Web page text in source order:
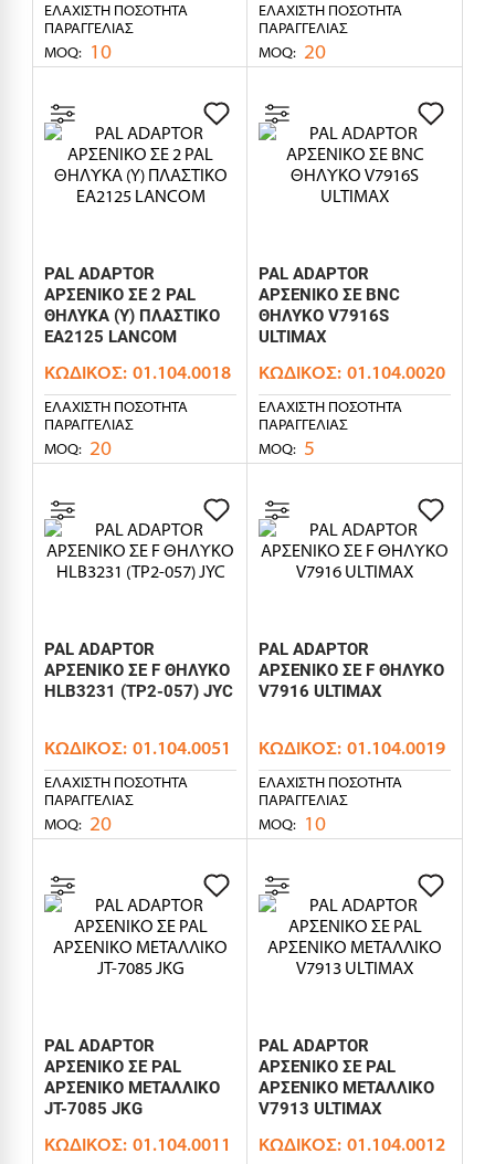
ΕΛΆΧΙΣΤΗ ΠΟΣΌΤΗΤΑ
ΠΑΡΑΓΓΕΛΊΑΣ
MOQ: 10
ΕΛΆΧΙΣΤΗ ΠΟΣΌΤΗΤΑ
ΠΑΡΑΓΓΕΛΊΑΣ
MOQ: 20
PAL ADAPTOR
ΑΡΣΕΝΙΚΟ ΣΕ 2 PAL
ΘΗΛΥΚΑ (Y) ΠΛΑΣΤΙΚΟ
EA2125 LANCOM
ΚΩΔΙΚΌΣ: 01.104.0018
ΕΛΆΧΙΣΤΗ ΠΟΣΌΤΗΤΑ
ΠΑΡΑΓΓΕΛΊΑΣ
MOQ: 20
PAL ADAPTOR
ΑΡΣΕΝΙΚΟ ΣΕ BNC
ΘΗΛΥΚΟ V7916S
ULTIMAX
ΚΩΔΙΚΌΣ: 01.104.0020
ΕΛΆΧΙΣΤΗ ΠΟΣΌΤΗΤΑ
ΠΑΡΑΓΓΕΛΊΑΣ
MOQ: 5
PAL ADAPTOR
ΑΡΣΕΝΙΚΟ ΣΕ F ΘΗΛΥΚΟ
HLB3231 (TP2-057) JYC
ΚΩΔΙΚΌΣ: 01.104.0051
ΕΛΆΧΙΣΤΗ ΠΟΣΌΤΗΤΑ
ΠΑΡΑΓΓΕΛΊΑΣ
MOQ: 20
PAL ADAPTOR
ΑΡΣΕΝΙΚΟ ΣΕ F ΘΗΛΥΚΟ
V7916 ULTIMAX
ΚΩΔΙΚΌΣ: 01.104.0019
ΕΛΆΧΙΣΤΗ ΠΟΣΌΤΗΤΑ
ΠΑΡΑΓΓΕΛΊΑΣ
MOQ: 10
PAL ADAPTOR
ΑΡΣΕΝΙΚΟ ΣΕ PAL
ΑΡΣΕΝΙΚΟ ΜΕΤΑΛΛΙΚΟ
JT-7085 JKG
ΚΩΔΙΚΌΣ: 01.104.0011
PAL ADAPTOR
ΑΡΣΕΝΙΚΟ ΣΕ PAL
ΑΡΣΕΝΙΚΟ ΜΕΤΑΛΛΙΚΟ
V7913 ULTIMAX
ΚΩΔΙΚΌΣ: 01.104.0012